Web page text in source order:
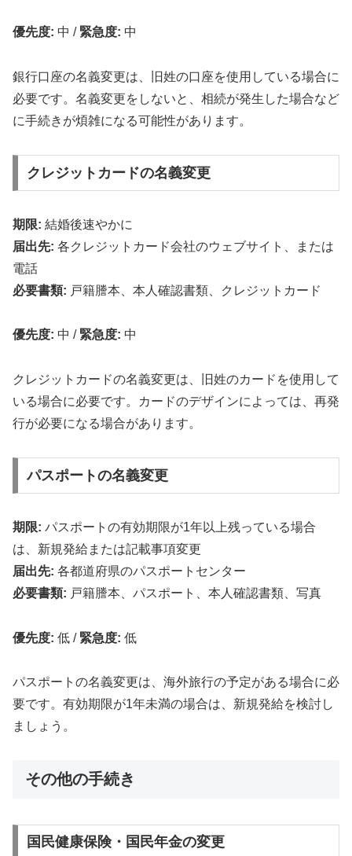
優先度: 中 / 緊急度: 中
銀行口座の名義変更は、旧姓の口座を使用している場合に
必要です。名義変更をしないと、相続が発生した場合など
に手続きが煩雑になる可能性があります。
クレジットカードの名義変更
期限: 結婚後速やかに
届出先: 各クレジットカード会社のウェブサイト、または
電話
必要書類: 戸籍謄本、本人確認書類、クレジットカード
優先度: 中 / 緊急度: 中
クレジットカードの名義変更は、旧姓のカードを使用して
いる場合に必要です。カードのデザインによっては、再発
行が必要になる場合があります。
パスポートの名義変更
期限: パスポートの有効期限が1年以上残っている場合
は、新規発給または記載事項変更
届出先: 各都道府県のパスポートセンター
必要書類: 戸籍謄本、パスポート、本人確認書類、写真
優先度: 低 / 緊急度: 低
パスポートの名義変更は、海外旅行の予定がある場合に必
要です。有効期限が1年未満の場合は、新規発給を検討し
ましょう。
その他の手続き
国民健康保険・国民年金の変更